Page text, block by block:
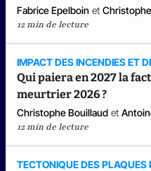
Fabrice Epelboin et
12 min de lecture
IMPACT DES INCENDIES ET
Qui paiera en 2027 la
meurtrier 2026 ?
Christophe Bouillaud et
12 min de lecture
TECTONIQUE DES PLAQUES